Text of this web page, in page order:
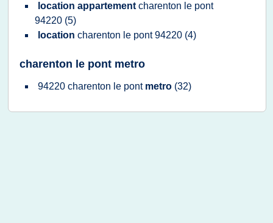
location appartement charenton le pont
94220 (5)
location charenton le pont 94220 (4)
charenton le pont metro
94220 charenton le pont metro (32)